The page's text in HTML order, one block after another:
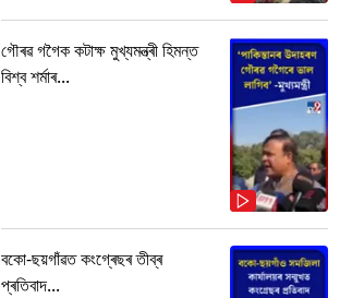
গৌৰৱ গগৈক কটাক্ষ মুখ্যমন্ত্ৰী হিমন্ত
বিশ্ব শৰ্মাৰ...
বকো-ছয়গাঁৱত কংগ্ৰেছৰ তীব্ৰ
প্ৰতিবাদ...